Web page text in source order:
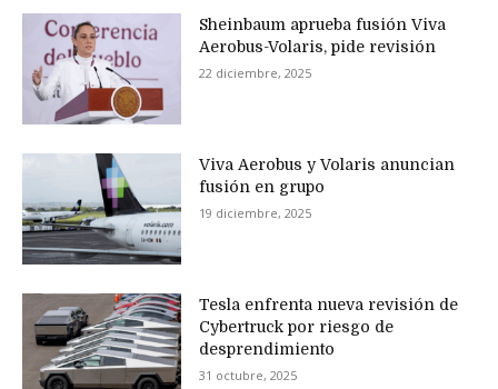
Sheinbaum aprueba fusión Viva
Aerobus-Volaris, pide revisión
22 diciembre, 2025
Viva Aerobus y Volaris anuncian
fusión en grupo
19 diciembre, 2025
Tesla enfrenta nueva revisión de
Cybertruck por riesgo de
desprendimiento
31 octubre, 2025